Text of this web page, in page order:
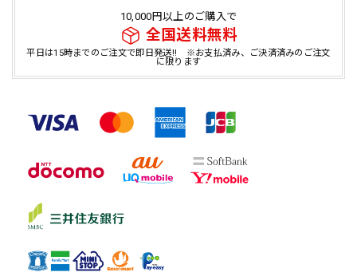
10,000円以上のご購入で
全国送料無料
平日は15時までのご注文で即日発送!! ※お支払済み、ご決済済みのご注文
に限ります